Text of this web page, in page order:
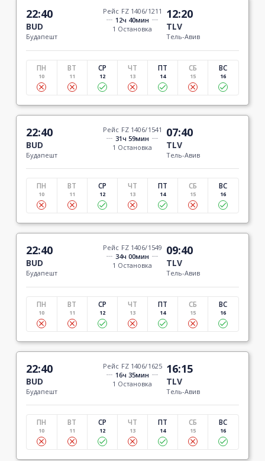
22:40
BUD
Будапешт
Рейс FZ 1406/1211
12ч 40мин
1 Остановка
12:20
TLV
Тель-Авив
ПН
10
ВТ
11
СР
12
ЧТ
13
ПТ
14
СБ
15
ВС
16
22:40
BUD
Будапешт
Рейс FZ 1406/1541
31ч 59мин
1 Остановка
07:40
TLV
Тель-Авив
ПН
10
ВТ
11
СР
12
ЧТ
13
ПТ
14
СБ
15
ВС
16
22:40
BUD
Будапешт
Рейс FZ 1406/1549
34ч 00мин
1 Остановка
09:40
TLV
Тель-Авив
ПН
10
ВТ
11
СР
12
ЧТ
13
ПТ
14
СБ
15
ВС
16
22:40
BUD
Будапешт
Рейс FZ 1406/1625
16ч 35мин
1 Остановка
16:15
TLV
Тель-Авив
ПН
10
ВТ
11
СР
12
ЧТ
13
ПТ
14
СБ
15
ВС
16